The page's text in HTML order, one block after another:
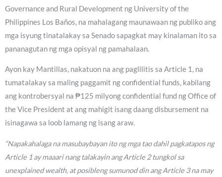
Governance and Rural Development ng University of the
Philippines Los Baños, na mahalagang maunawaan ng publiko ang
mga isyung tinatalakay sa Senado sapagkat may kinalaman ito sa
pananagutan ng mga opisyal ng pamahalaan.
Ayon kay Mantillas, nakatuon na ang paglilitis sa Article 1, na
tumatalakay sa maling paggamit ng confidential funds, kabilang
ang kontrobersyal na ₱125 milyong confidential fund ng Office of
the Vice President at ang mahigit isang daang disbursement na
isinagawa sa loob lamang ng isang araw.
“Napakahalaga na masubaybayan ito ng mga tao dahil pagkatapos ng
Article 1 ay maaari nang talakayin ang Article 2 tungkol sa
unexplained wealth, at posibleng sumunod din ang Article 3 na may